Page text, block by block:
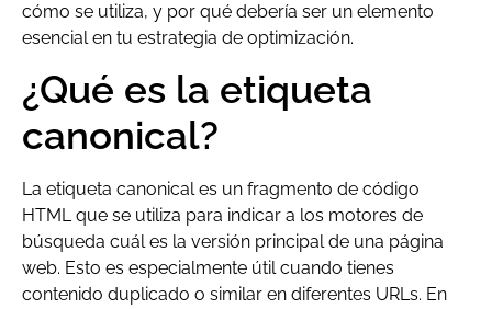
cómo se utiliza, y por qué debería ser un elemento
esencial en tu estrategia de optimización.
¿Qué es la etiqueta
canonical?
La etiqueta canonical es un fragmento de código
HTML que se utiliza para indicar a los motores de
búsqueda cuál es la versión principal de una página
web. Esto es especialmente útil cuando tienes
contenido duplicado o similar en diferentes URLs. En